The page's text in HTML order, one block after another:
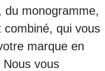
du monogramme,
combiné, qui vous
marque en
vous